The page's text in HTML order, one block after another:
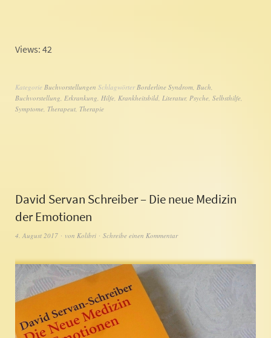
Views: 42
Kategorie Buchvorstellungen SchlagwörterBorderline Syndrom, Buch,
Buchvorstellung, Erkrankung, Hilfe, Krankheitsbild, Literatur, Psyche, Selbsthilfe,
Symptome, Therapeut, Therapie
David Servan Schreiber – Die neue Medizin
der Emotionen
4. August 2017 von Kolibri Schreibe einen Kommentar